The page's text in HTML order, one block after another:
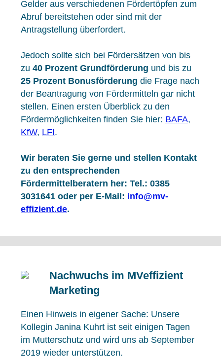
Gelder aus verschiedenen Fördertöpfen zum
Abruf bereitstehen oder sind mit der
Antragstellung überfordert.
Jedoch sollte sich bei Fördersätzen von bis
zu 40 Prozent Grundförderung und bis zu
25 Prozent Bonusförderung die Frage nach
der Beantragung von Fördermitteln gar nicht
stellen. Einen ersten Überblick zu den
Fördermöglichkeiten finden Sie hier: BAFA,
KfW, LFI.
Wir beraten Sie gerne und stellen Kontakt
zu den entsprechenden
Fördermittelberatern her: Tel.: 0385
3031641 oder per E-Mail: info@mv-
effizient.de.
Nachwuchs im MVeffizient
Marketing
Einen Hinweis in eigener Sache: Unsere
Kollegin Janina Kuhrt ist seit einigen Tagen
im Mutterschutz und wird uns ab September
2019 wieder unterstützen.